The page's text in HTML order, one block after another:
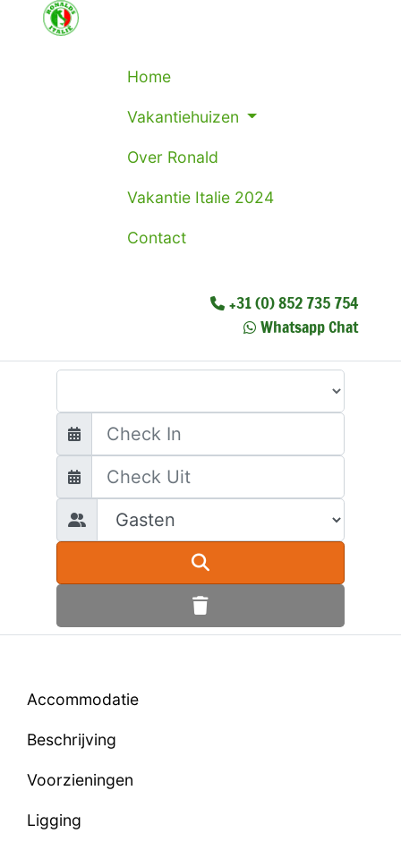
Home
Vakantiehuizen
Over Ronald
Vakantie Italie 2024
Contact
+31 (0) 852 735 754
Whatsapp Chat
Accommodatie
Beschrijving
Voorzieningen
Ligging